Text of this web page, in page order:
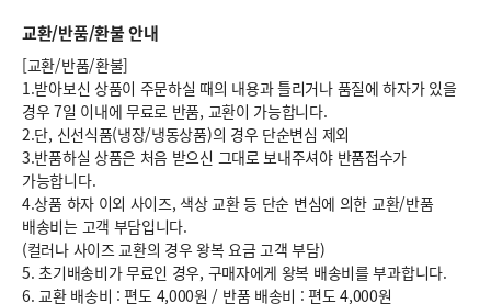
교환/반품/환불 안내
[교환/반품/환불]
1.받아보신 상품이 주문하실 때의 내용과 틀리거나 품질에 하자가 있을
경우 7일 이내에 무료로 반품, 교환이 가능합니다.
2.단, 신선식품(냉장/냉동상품)의 경우 단순변심 제외
3.반품하실 상품은 처음 받으신 그대로 보내주셔야 반품접수가
가능합니다.
4.상품 하자 이외 사이즈, 색상 교환 등 단순 변심에 의한 교환/반품
배송비는 고객 부담입니다.
(컬러나 사이즈 교환의 경우 왕복 요금 고객 부담)
5. 초기배송비가 무료인 경우, 구매자에게 왕복 배송비를 부과합니다.
6.교환 배송비 : 편도 4,000원 / 반품 배송비 : 편도 4,000원